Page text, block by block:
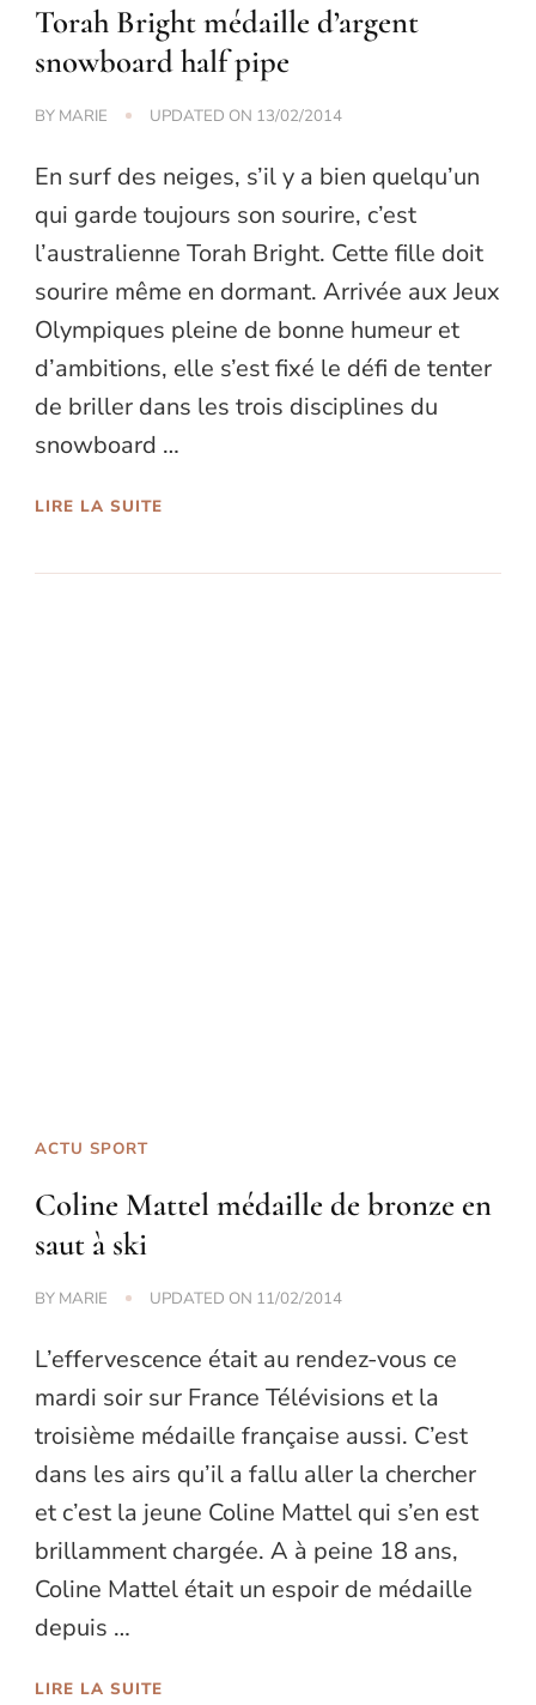
Torah Bright médaille d’argent
snowboard half pipe
BY MARIE UPDATED ON 13/02/2014
En surf des neiges, s’il y a bien quelqu’un
qui garde toujours son sourire, c’est
l’australienne Torah Bright. Cette fille doit
sourire même en dormant. Arrivée aux Jeux
Olympiques pleine de bonne humeur et
d’ambitions, elle s’est fixé le défi de tenter
de briller dans les trois disciplines du
snowboard …
LIRE LA SUITE
ACTU SPORT
Coline Mattel médaille de bronze en
saut à ski
BY MARIE UPDATED ON 11/02/2014
L’effervescence était au rendez-vous ce
mardi soir sur France Télévisions et la
troisième médaille française aussi. C’est
dans les airs qu’il a fallu aller la chercher
et c’est la jeune Coline Mattel qui s’en est
brillamment chargée. A à peine 18 ans,
Coline Mattel était un espoir de médaille
depuis …
LIRE LA SUITE